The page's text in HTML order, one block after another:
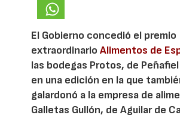
El Gobierno concedió el premio
extraordinarioAlimentos de
las bodegas Protos, de
en una edición en la que
galardonó a la empresa de
Galletas Gullón, de Aguilar de